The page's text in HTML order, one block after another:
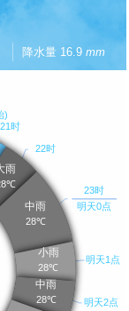
降水量 16.9 mm